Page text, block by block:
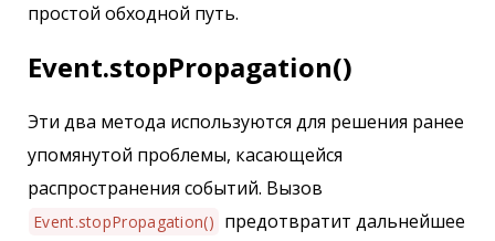
простой обходной путь.
Event.stopPropagation()
Эти два метода используются для решения ранее
упомянутой проблемы, касающейся
распространения событий. Вызов
Event.stopPropagation() предотвратит дальнейшее